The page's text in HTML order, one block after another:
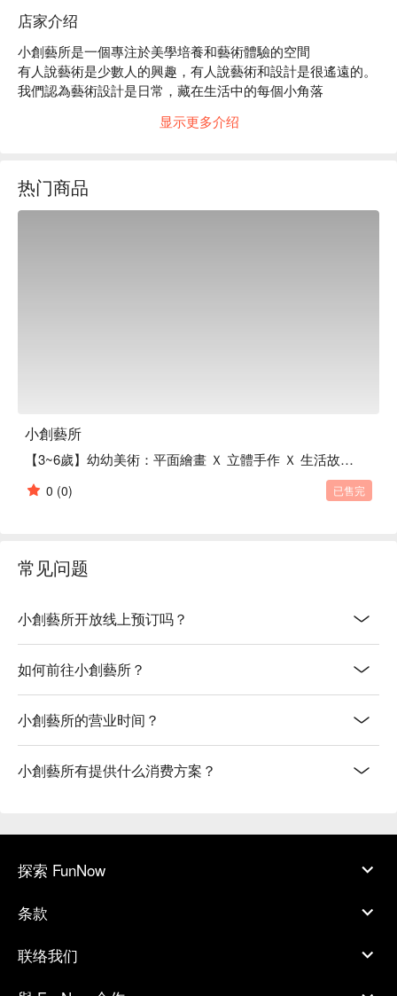
店家介绍
小創藝所是一個專注於美學培養和藝術體驗的空間
有人說藝術是少數人的興趣，有人說藝術和設計是很遙遠的。
我們認為藝術設計是日常，藏在生活中的每個小角落
和深厚的專業能力，我們期望創造一個不分年齡.性別.經驗都
現自己的想法，發掘不同面向的自己。
期待來到藝所的每個人，都能脫下平日的繁忙和束縛，體驗各
显示更多介绍
热门商品
小創藝所
【3~6歲】幼幼美術：平面繪畫 Ｘ 立體手作 Ｘ 生活故事引導
0 (0) 已售完
常见问题
小創藝所开放线上预订吗？
如何前往小創藝所？
小創藝所的营业时间？
小創藝所有提供什么消费方案？
探索 FunNow
条款
联络我们